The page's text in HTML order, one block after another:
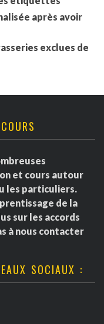
après avoir
exclues de
et cours autour
les particuliers.
de la
sur les accords
à nous contacter
SOCIAUX :